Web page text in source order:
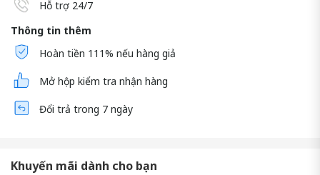
Hỗ trợ 24/7
Thông tin thêm
Hoàn tiền 111% nếu hàng giả
Mở hộp kiểm tra nhận hàng
Đổi trả trong 7 ngày
Khuyến mãi dành cho bạn